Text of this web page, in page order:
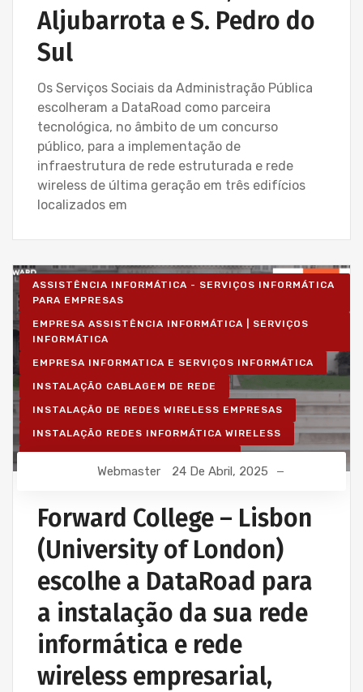
Aljubarrota e S. Pedro do
Sul
Os Serviços Sociais da Administração Pública
escolheram a DataRoad como parceira
tecnológica, no âmbito de um concurso
público, para a implementação de
infraestrutura de rede estruturada e rede
wireless de última geração em três edifícios
localizados em
ASSISTÊNCIA INFORMÁTICA - SERVIÇOS INFORMÁTICA
PARA EMPRESAS
EMPRESA ASSISTÊNCIA INFORMÁTICA | SERVIÇOS
INFORMÁTICA
EMPRESA INFORMATICA E SERVIÇOS INFORMÁTICA
INSTALAÇÃO CABLAGEM DE REDE
INSTALAÇÃO DE REDES WIRELESS EMPRESAS
INSTALAÇÃO REDES INFORMÁTICA WIRELESS
Webmaster 24 De Abril, 2025
Forward College – Lisbon
(University of London)
escolhe a DataRoad para
a instalação da sua rede
informática e rede
wireless empresarial,